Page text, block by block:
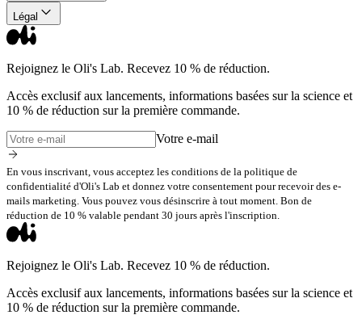
Légal
Rejoignez le Oli's Lab. Recevez 10 % de réduction.
Accès exclusif aux lancements, informations basées sur la science et
10 % de réduction sur la première commande.
Votre e-mail
En vous inscrivant, vous acceptez les conditions de la politique de
confidentialité d'Oli's Lab et donnez votre consentement pour recevoir des e-
mails marketing. Vous pouvez vous désinscrire à tout moment. Bon de
réduction de 10 % valable pendant 30 jours après l'inscription.
Rejoignez le Oli's Lab. Recevez 10 % de réduction.
Accès exclusif aux lancements, informations basées sur la science et
10 % de réduction sur la première commande.